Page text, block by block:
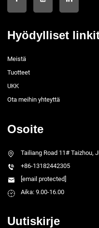
Hyödylliset
Meistä
Tuotteet
UKK
Ota meihin yhteyttä
Osoite
Tailiang Road 11# Taizhou,
+86-13182442305
[email protected]
Aika: 9.00-16.00
Uutiskirje